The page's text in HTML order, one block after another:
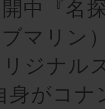
中『名
マリン
ジナル
身がコナ